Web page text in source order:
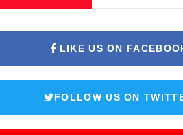
LIKE US ON
FOLLOW US ON